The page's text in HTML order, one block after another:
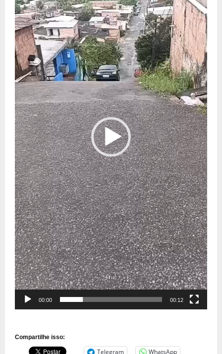
a
d
o
r
d
e
v
í
d
e
o
00:00 00:12
Compartilhe isso:
Telegram WhatsApp